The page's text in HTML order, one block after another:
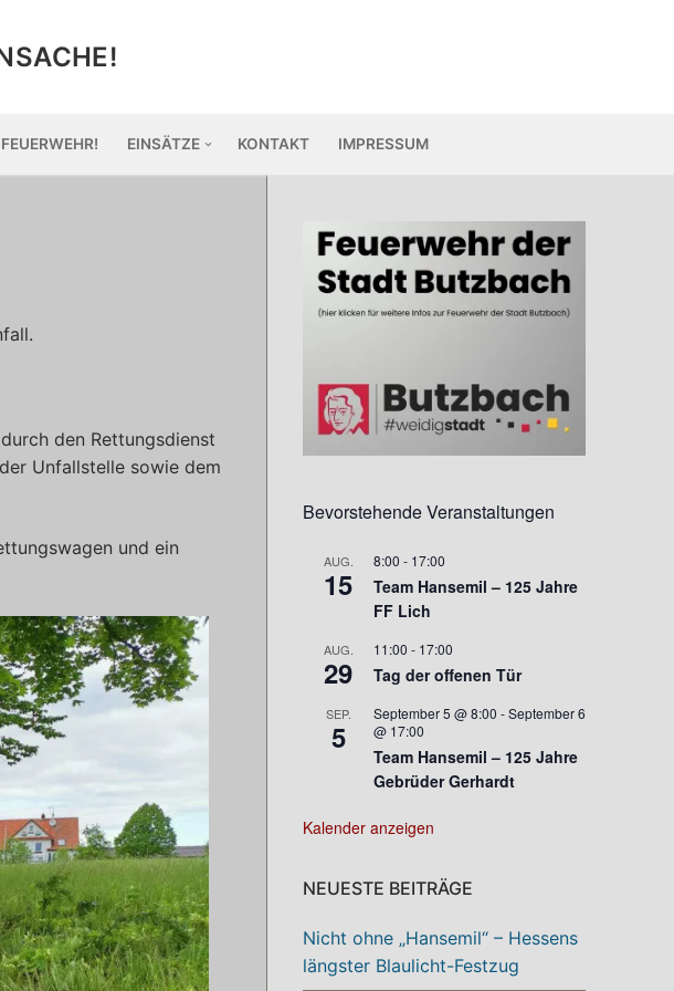
EINSÄTZE KONTAKT IMPRESSUM
den Rettungsdienst
Unfallstelle sowie dem
und ein
Bevorstehende Veranstaltungen
AUG.
15
8:00 - 17:00
Team Hansemil – 125 Jahre
FF Lich
AUG.
29
11:00 - 17:00
Tag der offenen Tür
SEP.
5
September 5 @ 8:00 -September 6
@ 17:00
Team Hansemil – 125 Jahre
Gebrüder Gerhardt
Kalender anzeigen
NEUESTE BEITRÄGE
Nicht ohne „Hansemil“ – Hessens
längster Blaulicht-Festzug